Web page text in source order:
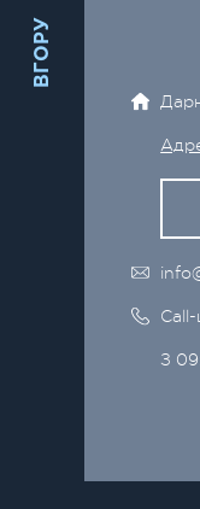
ВГОРУ
З